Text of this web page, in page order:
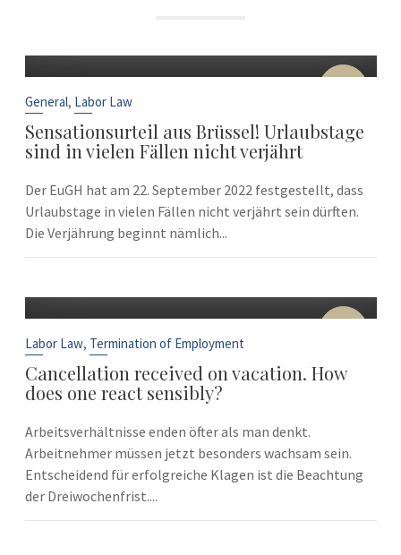
22
General, Labor Law
Sensationsurteil aus Brüssel! Urlaubstage
sind in vielen Fällen nicht verjährt
Der EuGH hat am 22. September 2022 festgestellt, dass
Urlaubstage in vielen Fällen nicht verjährt sein dürften.
Die Verjährung beginnt nämlich...
10
Labor Law, Termination of Employment
Cancellation received on vacation. How
does one react sensibly?
Arbeitsverhältnisse enden öfter als man denkt.
Arbeitnehmer müssen jetzt besonders wachsam sein.
Entscheidend für erfolgreiche Klagen ist die Beachtung
der Dreiwochenfrist....